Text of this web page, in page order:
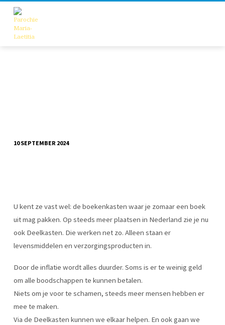
10 SEPTEMBER 2024
U kent ze vast wel: de boekenkasten waar je zomaar een boek
uit mag pakken. Op steeds meer plaatsen in Nederland zie je nu
ook Deelkasten. Die werken net zo. Alleen staan er
levensmiddelen en verzorgingsproducten in.
Door de inflatie wordt alles duurder. Soms is er te weinig geld
om alle boodschappen te kunnen betalen.
Niets om je voor te schamen, steeds meer mensen hebben er
mee te maken.
Via de Deelkasten kunnen we elkaar helpen. En ook gaan we